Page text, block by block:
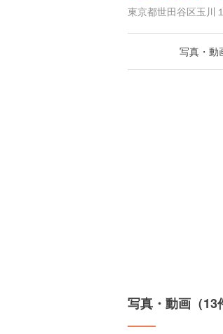
東京都世田谷区玉川
写真・動
写真・動画（13